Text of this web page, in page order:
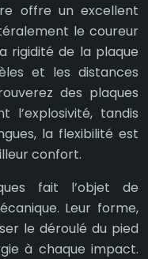
offre un excellent
le coureur
rigidité de la plaque
et les distances
des plaques
l’explosivité, tandis
la flexibilité est
confort.
fait l’objet de
Leur forme,
le déroulé du pied
à chaque impact.